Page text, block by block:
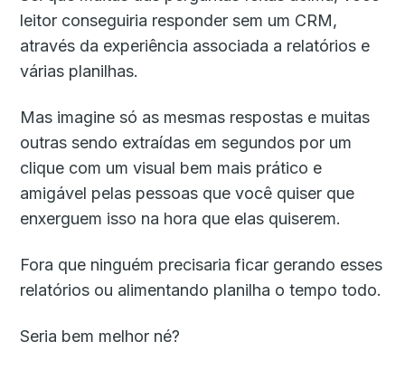
leitor conseguiria responder sem um CRM,
através da experiência associada a relatórios e
várias planilhas.
Mas imagine só as mesmas respostas e muitas
outras sendo extraídas em segundos por um
clique com um visual bem mais prático e
amigável pelas pessoas que você quiser que
enxerguem isso na hora que elas quiserem.
Fora que ninguém precisaria ficar gerando esses
relatórios ou alimentando planilha o tempo todo.
Seria bem melhor né?